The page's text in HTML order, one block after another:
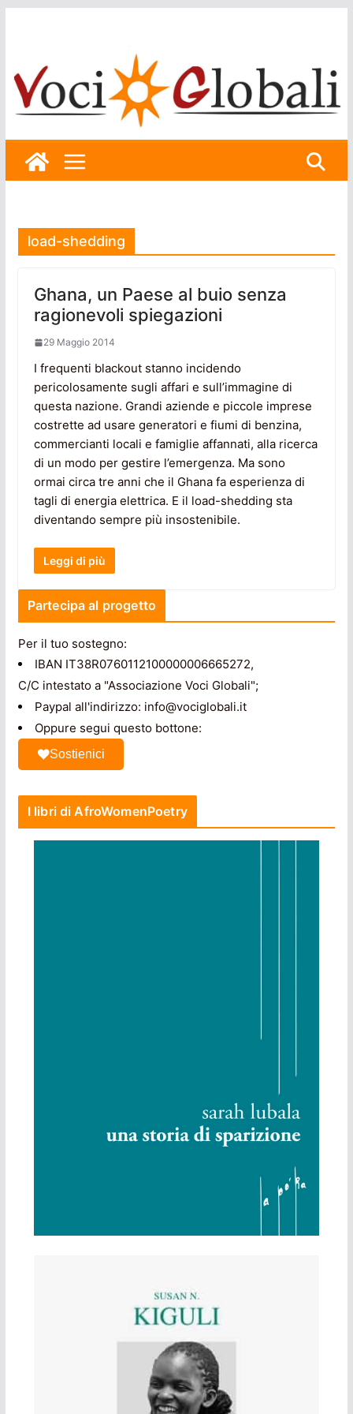
load-shedding
Ghana, un Paese al buio senza
ragionevoli spiegazioni
29 Maggio 2014
I frequenti blackout stanno incidendo
pericolosamente sugli affari e sull’immagine di
questa nazione. Grandi aziende e piccole imprese
costrette ad usare generatori e fiumi di benzina,
commercianti locali e famiglie affannati, alla ricerca
di un modo per gestire l’emergenza. Ma sono
ormai circa tre anni che il Ghana fa esperienza di
tagli di energia elettrica. E il load-shedding sta
diventando sempre più insostenibile.
Leggi di più
Partecipa al progetto
Per il tuo sostegno:
IBAN IT38R0760112100000006665272,
C/C intestato a "Associazione Voci Globali";
Paypal all'indirizzo: info@vociglobali.it
Oppure segui questo bottone:
Sostienici
I libri di AfroWomenPoetry